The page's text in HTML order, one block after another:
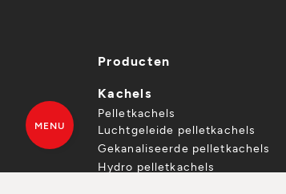
Producten
Kachels
Pelletkachels
Luchtgeleide pelletkachels
Gekanaliseerde pelletkachels
Hydro pelletkachels
MENU